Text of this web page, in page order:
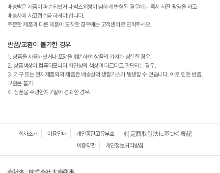
배송받은 제품이 파손되었거나 박스외형이 심하게 변형된 경우에는 즉시 사진 촬영을 하고
배송사에 사고접수를 하셔야 합니다.
주문한 제품과 다른 제품이 도착한 경우에는 고객센터로 연락주세요.
반품/교환이 불가한 경우
1. 상품을 사용하였거나 포장을 훼손하여 상품의 가치가 상실한 경우.
2. 상품색상이 컴퓨터모니터 화면상의 색상과 다르다고 판단되는 경우.
3. 가구 또는 전자제품외의 제품은 배송상의 생활기스가 발생할 수 있습니다. 이로 인한 반품,
교환은 불가.
4. 상품을 수령한지 7일이 경과한 경우.
회사소개 이용안내 개인통관고유부호
特定商取引法に基づく表記
이용약관
개인정보처리방침